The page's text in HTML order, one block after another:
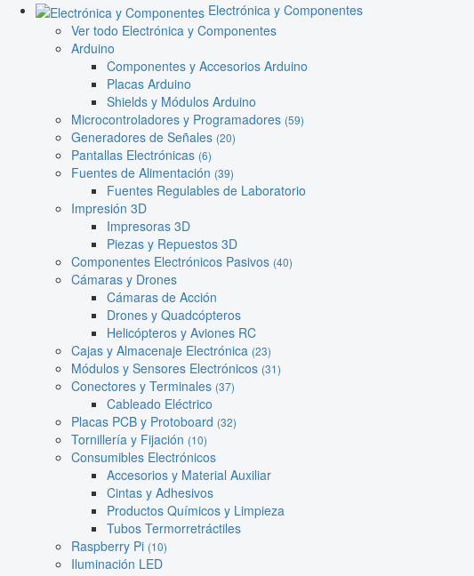
Electrónica y Componentes
Ver todo Electrónica y Componentes
Arduino
Componentes y Accesorios Arduino
Placas Arduino
Shields y Módulos Arduino
Microcontroladores y Programadores (59)
Generadores de Señales (20)
Pantallas Electrónicas (6)
Fuentes de Alimentación (39)
Fuentes Regulables de Laboratorio
Impresión 3D
Impresoras 3D
Piezas y Repuestos 3D
Componentes Electrónicos Pasivos (40)
Cámaras y Drones
Cámaras de Acción
Drones y Quadcópteros
Helicópteros y Aviones RC
Cajas y Almacenaje Electrónica (23)
Módulos y Sensores Electrónicos (31)
Conectores y Terminales (37)
Cableado Eléctrico
Placas PCB y Protoboard (32)
Tornillería y Fijación (10)
Consumibles Electrónicos
Accesorios y Material Auxiliar
Cintas y Adhesivos
Productos Químicos y Limpieza
Tubos Termorretráctiles
Raspberry Pi (10)
Iluminación LED